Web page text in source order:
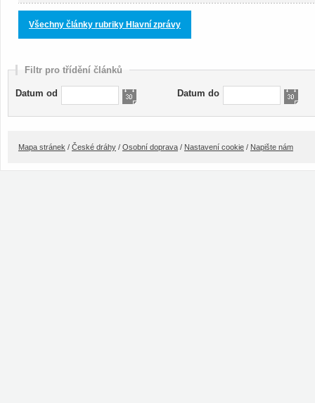
Všechny články rubriky Hlavní zprávy
Filtr pro třídění článků
Datum od Datum do
Mapa stránek / České dráhy / Osobní doprava / Nastavení cookie / Napište nám